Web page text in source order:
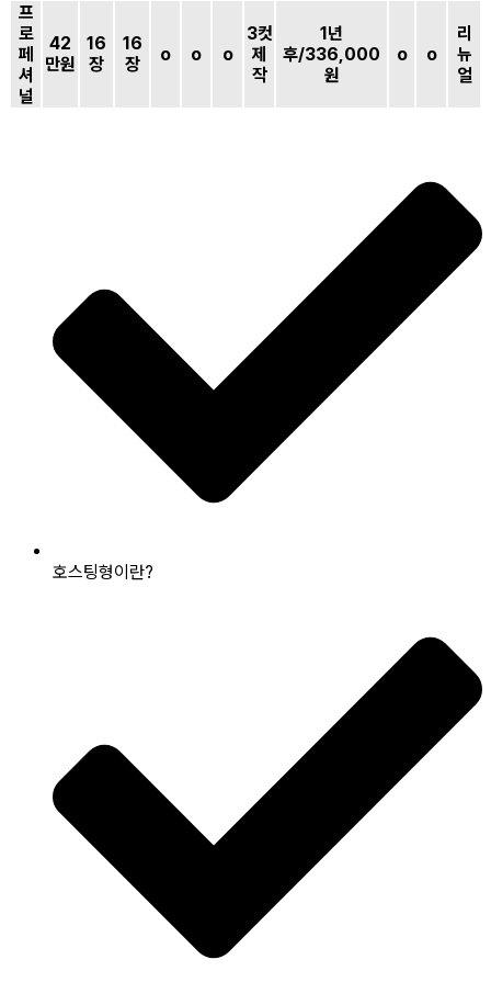
프
로
페
셔
널
42
만원
16
장
16
장
o o o
3컷
제
작
1년
후/336,000
원
o o
리
뉴
얼
호스팅형이란?